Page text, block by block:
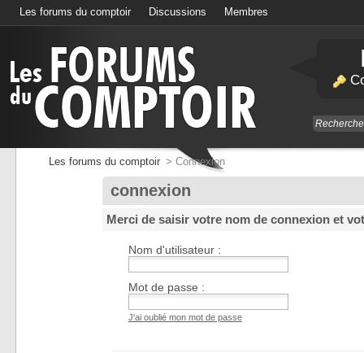
Les forums du comptoir Discussions Membres
Les forums du comptoir > Connexion
connexion
Merci de saisir votre nom de connexion et
Nom d'utilisateur :
Mot de passe :
J'ai oublié mon mot de passe